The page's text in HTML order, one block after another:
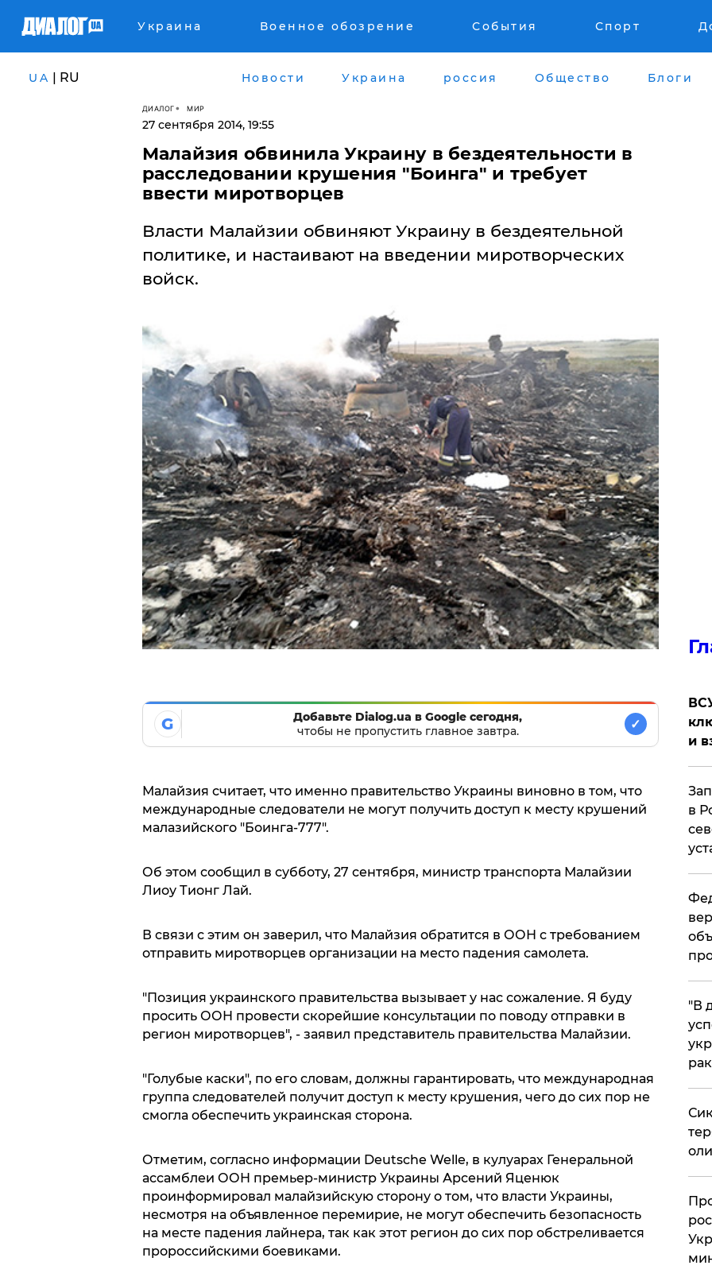
Украина Военное обозрение События Спорт
UA | RU Новости Украина россия Общество Блоги
ДИАЛОГ МИР
27 сентября 2014, 19:55
Малайзия обвинила Украину в бездеятельности в
расследовании крушения "Боинга" и требует
ввести миротворцев
Власти Малайзии обвиняют Украину в бездеятельной
политике, и настаивают на введении миротворческих
войск.
G
Добавьте Dialog.ua в Google сегодня,
чтобы не пропустить главное завтра.
✓
Малайзия считает, что именно правительство Украины виновно в том, что
международные следователи не могут получить доступ к месту крушений
малазийского "Боинга-777".
Об этом сообщил в субботу, 27 сентября, министр транспорта Малайзии
Лиоу Тионг Лай.
В связи с этим он заверил, что Малайзия обратится в ООН с требованием
отправить миротворцев организации на место падения самолета.
"Позиция украинского правительства вызывает у нас сожаление. Я буду
просить ООН провести скорейшие консультации по поводу отправки в
регион миротворцев", - заявил представитель правительства Малайзии.
"Голубые каски", по его словам, должны гарантировать, что международная
группа следователей получит доступ к месту крушения, чего до сих пор не
смогла обеспечить украинская сторона.
Отметим, согласно информации Deutsche Welle, в кулуарах Генеральной
ассамблеи ООН премьер-министр Украины Арсений Яценюк
проинформировал малайзийскую сторону о том, что власти Украины,
несмотря на объявленное перемирие, не могут обеспечить безопасность
на месте падения лайнера, так как этот регион до сих пор обстреливается
пророссийскими боевиками.
и
в
​"В